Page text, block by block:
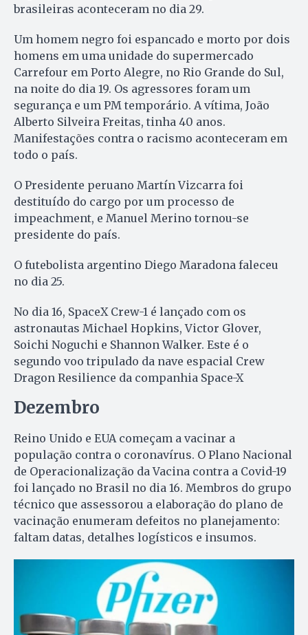
brasileiras aconteceram no dia 29.
Um homem negro foi espancado e morto por dois
homens em uma unidade do supermercado
Carrefour em Porto Alegre, no Rio Grande do Sul,
na noite do dia 19. Os agressores foram um
segurança e um PM temporário. A vítima, João
Alberto Silveira Freitas, tinha 40 anos.
Manifestações contra o racismo aconteceram em
todo o país.
O Presidente peruano Martín Vizcarra foi
destituído do cargo por um processo de
impeachment, e Manuel Merino tornou-se
presidente do país.
O futebolista argentino Diego Maradona faleceu
no dia 25.
No dia 16, SpaceX Crew-1 é lançado com os
astronautas Michael Hopkins, Victor Glover,
Soichi Noguchi e Shannon Walker. Este é o
segundo voo tripulado da nave espacial Crew
Dragon Resilience da companhia Space-X
Dezembro
Reino Unido e EUA começam a vacinar a
população contra o coronavírus. O Plano Nacional
de Operacionalização da Vacina contra a Covid-19
foi lançado no Brasil no dia 16. Membros do grupo
técnico que assessorou a elaboração do plano de
vacinação enumeram defeitos no planejamento:
faltam datas, detalhes logísticos e insumos.